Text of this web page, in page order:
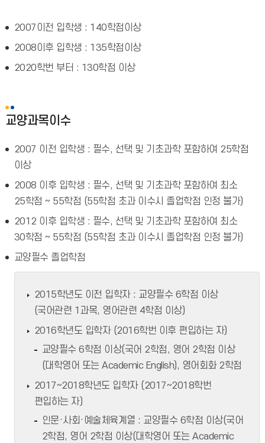
2007이전 입학생 : 140학점이상
2008이후 입학생 : 135학점이상
2020학번 부터 : 130학점 이상
교양과목이수
2007 이전 입학생 : 필수, 선택 및 기초과학 포함하여 25학점
이상
2008 이후 입학생 : 필수, 선택 및 기초과학 포함하여 최소
25학점 ~ 55학점 (55학점 초과 이수시 졸업학점 인정 불가)
2012 이후 입학생 : 필수, 선택 및 기초과학 포함하여 최소
30학점 ~ 55학점 (55학점 초과 이수시 졸업학점 인정 불가)
교양필수 졸업학점
2015학년도 이전 입학자 : 교양필수 6학점 이상
(국어관련 1과목, 영어관련 4학점 이상)
2016학년도 입학자 (2016학번 이후 편입하는 자)
교양필수 6학점 이상(국어 2학점, 영어 2학점 이상
(대학영어 또는 Academic English), 영어회화 2학점
2017~2018학년도 입학자 (2017~2018학번
편입하는 자)
인문·사회·예술체육계열 : 교양필수 6학점 이상(국어
2학점, 영어 2학점 이상(대학영어 또는 Academic